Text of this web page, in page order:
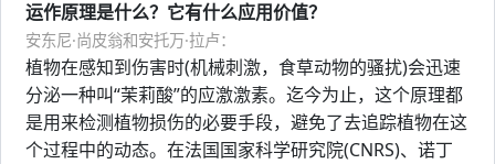
运作原理是什么？它有什么应用价值？
安东尼·尚皮翁和安托万·拉卢：
植物在感知到伤害时(机械刺激，食草动物的骚扰)会迅速
分泌一种叫“茉莉酸”的应激激素。迄今为止，这个原理都
是用来检测植物损伤的必要手段，避免了去追踪植物在这
个过程中的动态。在法国国家科学研究院(CNRS)、诺丁